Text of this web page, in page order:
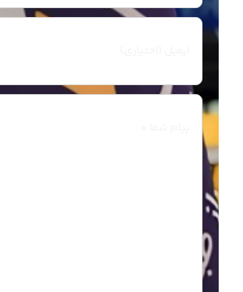
ایمیل
پیام
شما